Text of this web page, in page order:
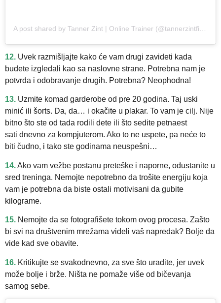
12. Uvek razmišljajte kako će vam drugi zavideti kada
budete izgledali kao sa naslovne strane. Potrebna nam je
potvrda i odobravanje drugih. Potrebna? Neophodna!
13. Uzmite komad garderobe od pre 20 godina. Taj uski
minić ili šorts. Da, da… i okačite u plakar. To vam je cilj. Nije
bitno što ste od tada rodili dete ili što sedite petnaest
sati dnevno za kompjuterom. Ako to ne uspete, pa neće to
biti čudno, i tako ste godinama neuspešni…
14.Ako vam vežbe postanu preteške i naporne, odustanite u
sred treninga. Nemojte nepotrebno da trošite energiju koja
vam je potrebna da biste ostali motivisani da gubite
kilograme.
15. Nemojte da se fotografišete tokom ovog procesa. Zašto
bi svi na društvenim mrežama videli vaš napredak? Bolje da
vide kad sve obavite.
16. Kritikujte se svakodnevno, za sve što uradite, jer uvek
može bolje i brže. Ništa ne pomaže više od bičevanja
samog sebe.